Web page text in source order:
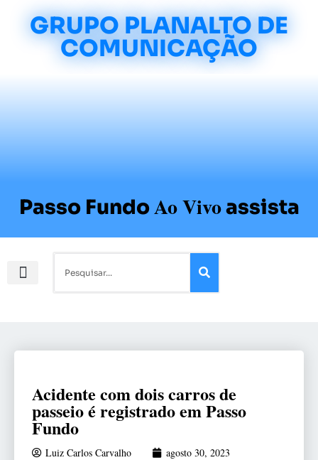
GRUPO PLANALTO DE
COMUNICAÇÃO
Passo FundoAo Vivoassista
Acidente com dois carros de
passeio é registrado em Passo
Fundo
Luiz Carlos Carvalho agosto 30, 2023